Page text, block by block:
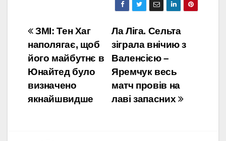
Навігація
записів
Ла Ліга. Сельта
зіграла внічию з
Валенсією –
Яремчук весь
матч провів на
лаві запасних
ЗМІ: Тен Хаг
наполягає, щоб
його майбутнє в
Юнайтед було
визначено
якнайшвидше